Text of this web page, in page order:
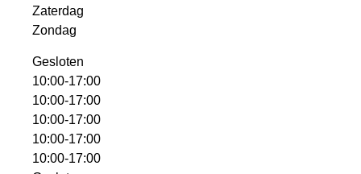
Zaterdag
Zondag
Gesloten
10:00-17:00
10:00-17:00
10:00-17:00
10:00-17:00
10:00-17:00